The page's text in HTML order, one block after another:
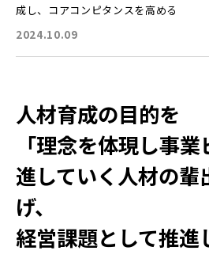
成し、コアコンピタンスを高める
2024.10.09
人材育成の目的を
「理念を体現し事
進していく人材の輩
げ、
経営課題として推進